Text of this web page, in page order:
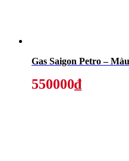
Gas
550000₫